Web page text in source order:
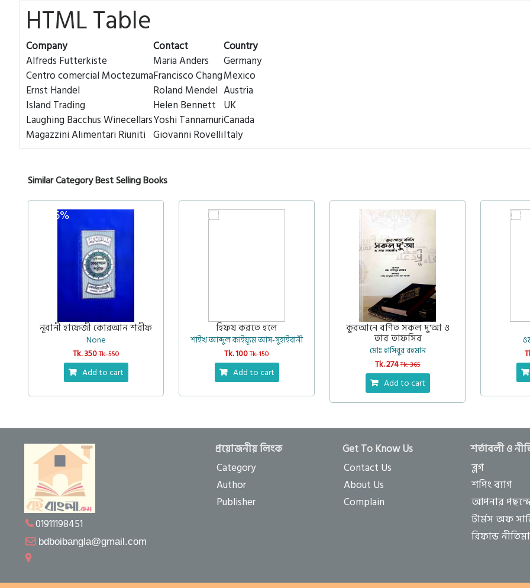
HTML Table
Company Contact
Country
Alfreds Futterkiste
Maria Anders
Germany
Centro comercial MoctezumaFrancisco ChangMexico
Ernst Handel
Roland Mendel Austria
Island Trading
Helen Bennett UK
Laughing Bacchus WinecellarsYoshi TannamuriCanada
Magazzini Alimentari Riuniti Giovanni RovelliItaly
Similar Category Best Selling Books
36%
নূরানী হাফেজী কোরআন শরীফ
None
Tk. 350Tk. 550
Add to cart
30%
হিফয করতে হলে
শাইখ আব্দুল কাইয়্যূম আস-সুহাইবানী
Tk. 100Tk. 150
Add to cart
25%
কুরআনে বর্ণিত সকল দু'আ ও
তার তাফসির
মোঃ হাসিবুর রহমান
Tk. 274Tk. 365
Add to cart
20%
01911198451
bdboibangla@gmail.com
প্রয়োজনীয় লিংক
Category
Author
Publisher
Get To Know Us
Contact Us
About Us
Complain
শর্তাবলী ও
ব্লগ
শপিং ব্যাগ
আপনার
টার্মস অফ
রিফান্ড